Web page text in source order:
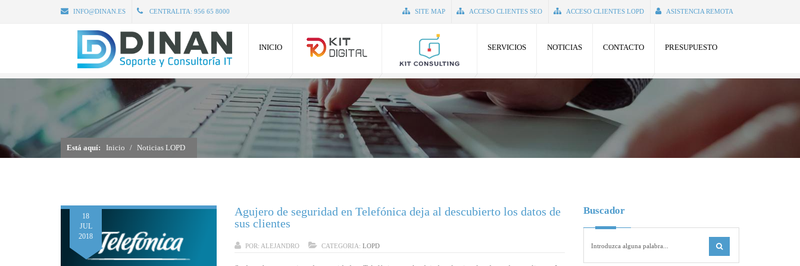
INFO@DINAN.ES CENTRALITA: 956 65 8000 SITE MAP ACCESO CLIENTES SEO ACCESO CLIENTES LOPD ASISTENCIA REMOTA
INICIO SERVICIOS NOTICIAS CONTACTO PRESUPUESTO
Está aquí: Inicio Noticias LOPD
18
JUL
2018
Agujero de seguridad en Telefónica deja al descubierto los datos de
sus clientes
POR: ALEJANDRO CATEGORIA:LOPD
Buscador